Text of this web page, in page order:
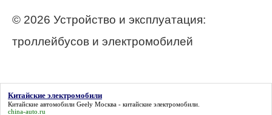
© 2026 Устройство и эксплуатация:
троллейбусов и электромобилей
Китайские электромобили
Китайские автомобили Geely Москва - китайские электромобили
china-auto.ru